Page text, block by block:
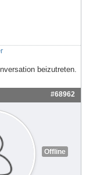
beizutreten.
#68962
Offline